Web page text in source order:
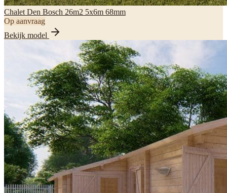
Chalet Den Bosch 26m2 5x6m 68mm
Op aanvraag
Bekijk model